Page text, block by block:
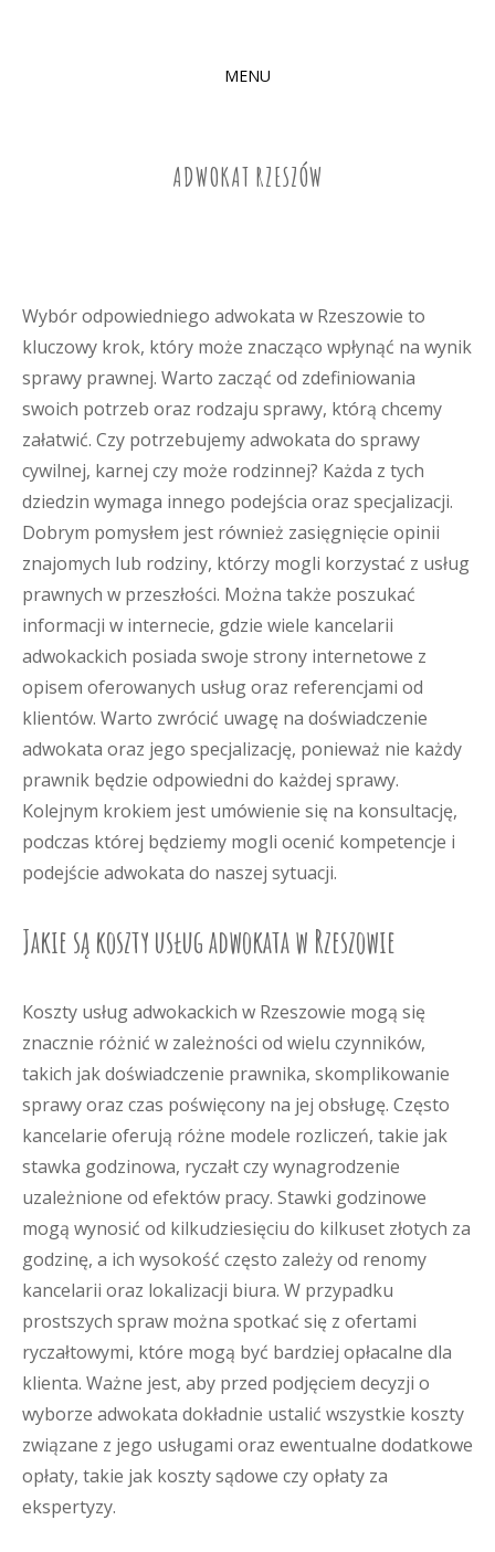
MENU
ADWOKAT RZESZÓW
Wybór odpowiedniego adwokata w Rzeszowie to
kluczowy krok, który może znacząco wpłynąć na wynik
sprawy prawnej. Warto zacząć od zdefiniowania
swoich potrzeb oraz rodzaju sprawy, którą chcemy
załatwić. Czy potrzebujemy adwokata do sprawy
cywilnej, karnej czy może rodzinnej? Każda z tych
dziedzin wymaga innego podejścia oraz specjalizacji.
Dobrym pomysłem jest również zasięgnięcie opinii
znajomych lub rodziny, którzy mogli korzystać z usług
prawnych w przeszłości. Można także poszukać
informacji w internecie, gdzie wiele kancelarii
adwokackich posiada swoje strony internetowe z
opisem oferowanych usług oraz referencjami od
klientów. Warto zwrócić uwagę na doświadczenie
adwokata oraz jego specjalizację, ponieważ nie każdy
prawnik będzie odpowiedni do każdej sprawy.
Kolejnym krokiem jest umówienie się na konsultację,
podczas której będziemy mogli ocenić kompetencje i
podejście adwokata do naszej sytuacji.
Jakie są koszty usług adwokata w Rzeszowie
Koszty usług adwokackich w Rzeszowie mogą się
znacznie różnić w zależności od wielu czynników,
takich jak doświadczenie prawnika, skomplikowanie
sprawy oraz czas poświęcony na jej obsługę. Często
kancelarie oferują różne modele rozliczeń, takie jak
stawka godzinowa, ryczałt czy wynagrodzenie
uzależnione od efektów pracy. Stawki godzinowe
mogą wynosić od kilkudziesięciu do kilkuset złotych za
godzinę, a ich wysokość często zależy od renomy
kancelarii oraz lokalizacji biura. W przypadku
prostszych spraw można spotkać się z ofertami
ryczałtowymi, które mogą być bardziej opłacalne dla
klienta. Ważne jest, aby przed podjęciem decyzji o
wyborze adwokata dokładnie ustalić wszystkie koszty
związane z jego usługami oraz ewentualne dodatkowe
opłaty, takie jak koszty sądowe czy opłaty za
ekspertyzy.